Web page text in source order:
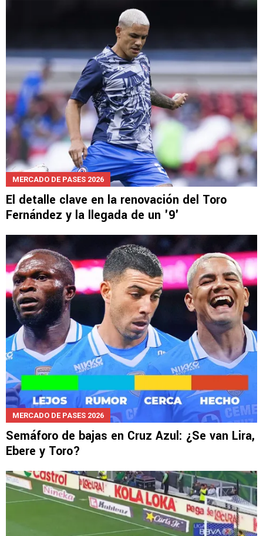
MERCADO DE PASES 2026
El detalle clave en la renovación del Toro
Fernández y la llegada de un '9'
MERCADO DE PASES 2026
Semáforo de bajas en Cruz Azul: ¿Se van Lira,
Ebere y Toro?